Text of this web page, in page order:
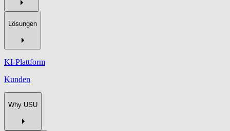
Lösungen
KI-Plattform
Kunden
Why USU